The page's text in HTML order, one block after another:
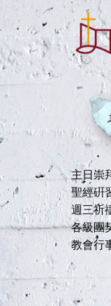
內
主日崇
聖經硏
週三祈
各級團
教會行